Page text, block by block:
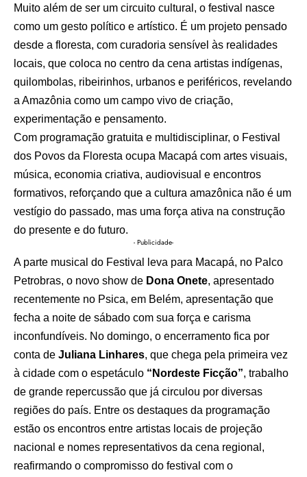
Muito além de ser um circuito cultural, o festival nasce
como um gesto político e artístico. É um projeto pensado
desde a floresta, com curadoria sensível às realidades
locais, que coloca no centro da cena artistas indígenas,
quilombolas, ribeirinhos, urbanos e periféricos, revelando
a Amazônia como um campo vivo de criação,
experimentação e pensamento.
Com programação gratuita e multidisciplinar, o Festival
dos Povos da Floresta ocupa Macapá com artes visuais,
música, economia criativa, audiovisual e encontros
formativos, reforçando que a cultura amazônica não é um
vestígio do passado, mas uma força ativa na construção
do presente e do futuro.
- Publicidade-
A parte musical do Festival leva para Macapá, no Palco
Petrobras, o novo show de Dona Onete, apresentado
recentemente no Psica, em Belém, apresentação que
fecha a noite de sábado com sua força e carisma
inconfundíveis. No domingo, o encerramento fica por
conta de Juliana Linhares, que chega pela primeira vez
à cidade com o espetáculo “Nordeste Ficção”, trabalho
de grande repercussão que já circulou por diversas
regiões do país. Entre os destaques da programação
estão os encontros entre artistas locais de projeção
nacional e nomes representativos da cena regional,
reafirmando o compromisso do festival com o